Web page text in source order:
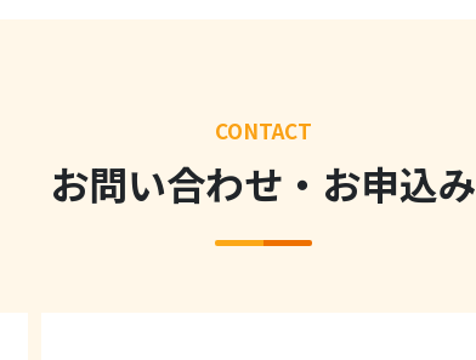
CONTACT
お問い合わせ・お申込み